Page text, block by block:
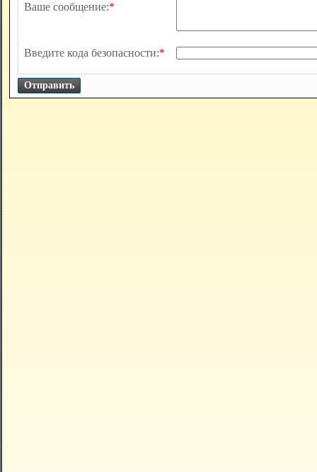
Ваше сообщение:*
Введите кода безопасности:*